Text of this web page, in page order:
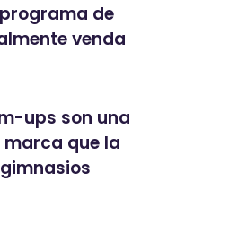
de
venda
ups son una
que la